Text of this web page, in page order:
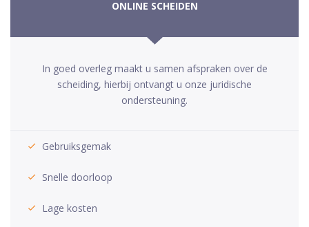
ONLINE SCHEIDEN
In goed overleg maakt u samen afspraken over de
scheiding, hierbij ontvangt u onze juridische
ondersteuning.
Gebruiksgemak
Snelle doorloop
Lage kosten